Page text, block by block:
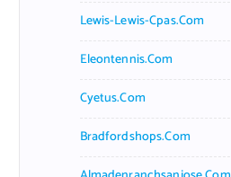
Lewis-Lewis-Cpas.com
Eleontennis.com
Cyetus.com
Bradfordshops.com